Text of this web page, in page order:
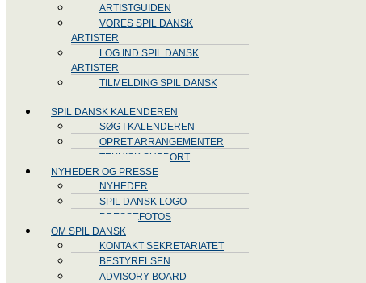
ARTISTGUIDEN
VORES SPIL DANSK
ARTISTER
LOG IND SPIL DANSK
ARTISTER
TILMELDING SPIL DANSK
ARTISTER
SPIL DANSK KALENDEREN
SØG I KALENDEREN
OPRET ARRANGEMENTER
TEKNISK SUPPORT
NYHEDER OG PRESSE
NYHEDER
SPIL DANSK LOGO
PRESSEFOTOS
OM SPIL DANSK
KONTAKT SEKRETARIATET
BESTYRELSEN
ADVISORY BOARD